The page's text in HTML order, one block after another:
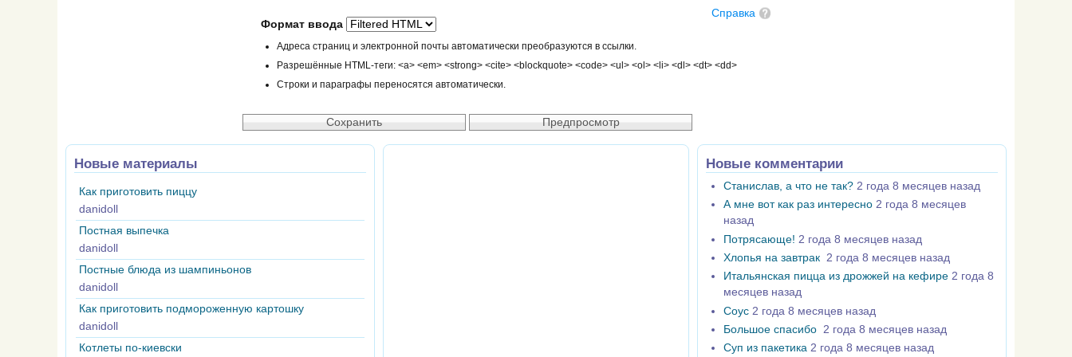
Справка
Формат ввода
Адреса страниц и электронной почты автоматически преобразуются в ссылки.
Разрешённые HTML-теги: <a> <em> <strong> <cite> <blockquote> <code> <ul> <ol> <li> <dl> <dt> <dd>
Строки и параграфы переносятся автоматически.
Новые материалы
Как приготовить пиццу
danidoll
Постная выпечка
danidoll
Постные блюда из шампиньонов
danidoll
Как приготовить подмороженную картошку
danidoll
Котлеты по-киевски
Новые комментарии
Станислав, а что не так? 2 года 8 месяцев назад
А мне вот как раз интересно 2 года 8 месяцев
назад
Потрясающе! 2 года 8 месяцев назад
Хлопья на завтрак 2 года 8 месяцев назад
Итальянская пицца из дрожжей на кефире 2 года 8
месяцев назад
Соус 2 года 8 месяцев назад
Большое спасибо 2 года 8 месяцев назад
Суп из пакетика 2 года 8 месяцев назад